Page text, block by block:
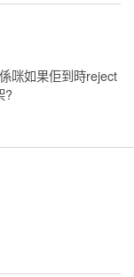
咪如果佢到時reject
?